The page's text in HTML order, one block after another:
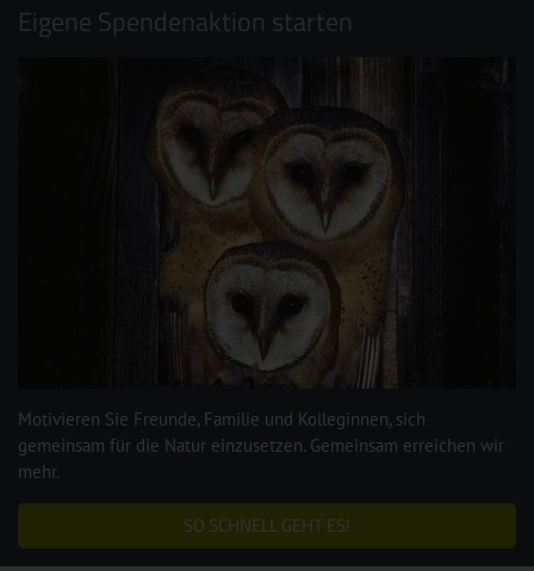
Eigene Spendenaktion starten
Motivieren Sie Freunde, Familie und Kolleginnen, sich
gemeinsam für die Natur einzusetzen. Gemeinsam erreichen wir
mehr.
SO SCHNELL GEHT ES!